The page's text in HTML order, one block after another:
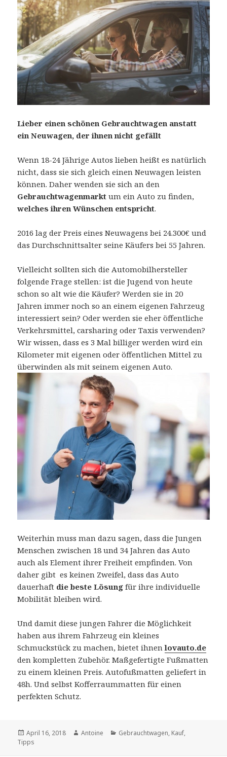
Lieber einen schönen Gebrauchtwagen anstatt
ein Neuwagen, der ihnen nicht gefällt
Wenn 18-24 Jährige Autos lieben heißt es natürlich
nicht, dass sie sich gleich einen Neuwagen leisten
können. Daher wenden sie sich an den
Gebrauchtwagenmarktum ein Auto zu finden,
welches ihren Wünschen entspricht.
2016 lag der Preis eines Neuwagens bei 24.300€ und
das Durchschnittsalter seine Käufers bei 55 Jahren.
Vielleicht sollten sich die Automobilhersteller
folgende Frage stellen: ist die Jugend von heute
schon so alt wie die Käufer? Werden sie in 20
Jahren immer noch so an einem eigenen Fahrzeug
interessiert sein? Oder werden sie eher öffentliche
Verkehrsmittel, carsharing oder Taxis verwenden?
Wir wissen, dass es 3 Mal billiger werden wird ein
Kilometer mit eigenen oder öffentlichen Mittel zu
überwinden als mit seinem eigenen Auto.
Weiterhin muss man dazu sagen, dass die Jungen
Menschen zwischen 18 und 34 Jahren das Auto
auch als Element ihrer Freiheit empfinden. Von
daher gibt es keinen Zweifel, dass das Auto
dauerhaft die beste Lösung für ihre individuelle
Mobilität bleiben wird.
Und damit diese jungen Fahrer die Möglichkeit
haben aus ihrem Fahrzeug ein kleines
Schmuckstück zu machen, bietet ihnenlovauto.de
den kompletten Zubehör. Maßgefertigte Fußmatten
zu einem kleinen Preis. Autofußmatten geliefert in
48h. Und selbst Kofferraummatten für einen
perfekten Schutz.
Posted
on
April 16, 2018 Author
Antoine Categories
Gebrauchtwagen, Kauf,
Tipps